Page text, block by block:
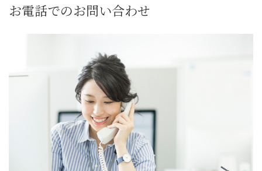
お電話でのお問い合わせ